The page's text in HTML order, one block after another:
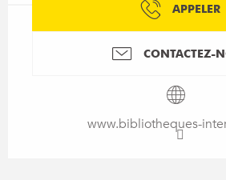
APPELER
CONTACTEZ-
www.bibliotheques-